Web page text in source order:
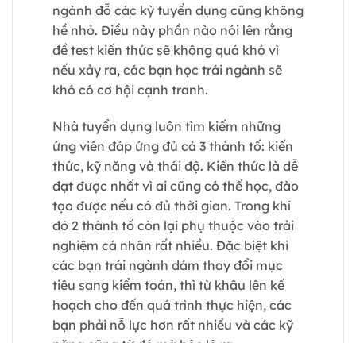
ngành đỗ các kỳ tuyển dụng cũng không
hề nhỏ. Điều này phần nào nói lên rằng
đề test kiến thức sẽ không quá khó vì
nếu xảy ra, các bạn học trái ngành sẽ
khó có cơ hội cạnh tranh.
Nhà tuyển dụng luôn tìm kiếm những
ứng viên đáp ứng đủ cả 3 thành tố: kiến
thức, kỹ năng và thái độ. Kiến thức là dễ
đạt được nhất vì ai cũng có thể học, đào
tạo được nếu có đủ thời gian. Trong khí
đó 2 thành tố còn lại phụ thuộc vào trải
nghiệm cá nhân rất nhiều. Đặc biệt khi
các bạn trái ngành dám thay đổi mục
tiêu sang kiểm toán, thì từ khâu lên kế
hoạch cho đến quá trình thực hiện, các
bạn phải nỗ lực hơn rất nhiều và các kỹ